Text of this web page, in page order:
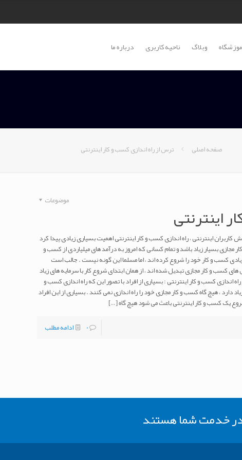
وبلاگ ناحیه کاربری درباره ما
صفحه اصلی ترس از راه اندازی کسب و کار اینترنتی
موضوعات
اینترنتی
کاربران اینترنتی ، راه اندازی کسب و کار اینترنتی اهمیت بسیاری زیادی پیدا کرد
مجازی بسیار زیاد باشد و تمام کسانی که امروز به درآمد های میلیاردی از کسب و
زیادی کسب و کار خود را شروع کرده اند ، اما مسلما این گونه نیست . جالب است
کسب و کار مجازی تبدیل شده اند ، از همان ابتدای شروع کار با سرمایه های زیاد
اندازی کسب و کار اینترنتی : بسیاری از افراد با تصور این که راه اندازی کسب و
دارد ، هیچ گاه کسب و کار مجازی خود را راه اندازی نمی کنند . بسیاری از این افراد
یک کسب و کار اینترنتی باعث می شود هیچ گاه[…]
0
ادامه مطلب
در خدمت شما هستند